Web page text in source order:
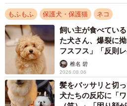
もふもふ 保護犬・保護猫 ネコ
飼い主が食べてい
た犬さん、爆裂に
フスフス」「反則レ
椎名 碧
2026.08.06
髪をバッサリと切
犬たちの反応に「